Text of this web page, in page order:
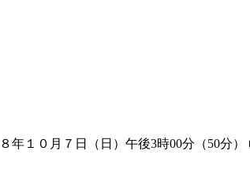
１０月７日（日）午後3時00分（50分